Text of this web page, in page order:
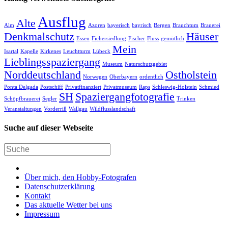
Alm Alte Ausflug Azoren bayerisch bayrisch Bergen Brauchtum Brauerei
Denkmalschutz Essen Fichersiedlung Fischer Fluss gemütlich Häuser
Isartal Kapelle Kirkenes Leuchtturm Lübeck Mein
Lieblingsspaziergang Museum Naturschutzgebiet
Norddeutschland Norwegen Oberbayern ordentlich Ostholstein
Ponta Delgada Postschiff Privatfinanziert Privatmuseum Raps Schleswig-Holstein Schmied
Schöpfbrauerei Segler SH Spaziergangfotografie Trinken
Veranstaltungen Vorderriß Wallgau Wildflusslandschaft
Suche auf dieser Webseite
Über mich, den Hobby-Fotografen
Datenschutzerklärung
Kontakt
Das aktuelle Wetter bei uns
Impressum